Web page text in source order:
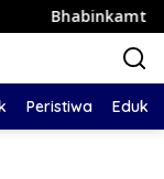
Blarang
Peristiwa